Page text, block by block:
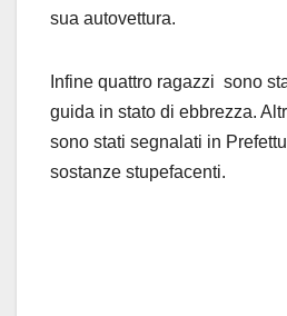
sua autovettura.
Infine quattro ragazzi sono
guida in stato di ebbrezza.
sono stati segnalati in
sostanze stupefacenti.